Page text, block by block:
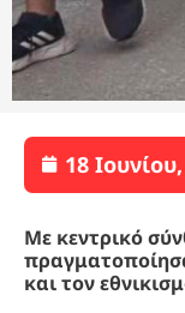
18
Με κεντρικό
και τον